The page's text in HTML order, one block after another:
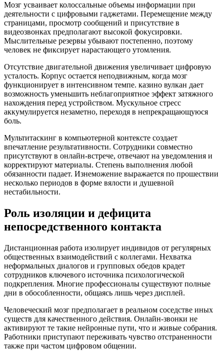
Мозг усваивает колоссальные объемы информации при
деятельности с цифровыми гаджетами. Перемещение между
страницами, просмотр сообщений и присутствие в
видеозвонках предполагают высокой фокусировки.
Мыслительные резервы убывают постепенно, поэтому
человек не фиксирует нарастающего утомления.
Отсутствие двигательной движения увеличивает цифровую
усталость. Корпус остается неподвижным, когда мозг
функционирует в интенсивном темпе. казино вулкан дает
возможность уменьшить неблагоприятное эффект затяжного
нахождения перед устройством. Мускульное стресс
аккумулируется незаметно, переходя в непрекращающуюся
боль.
Мультитаскинг в компьютерной контексте создает
впечатление результативности. Сотрудники совместно
присутствуют в онлайн-встрече, отвечают на уведомления и
корректируют материалы. Степень выполнения любой
обязанности падает. Изнеможение выражается по прошествии
несколько периодов в форме вялости и душевной
нестабильности.
Роль изоляции и дефицита
непосредственного контакта
Дистанционная работа изолирует индивидов от регулярных
общественных взаимодействий с коллегами. Нехватка
неформальных диалогов и групповых обедов крадет
сотрудников ключевого источника психологической
подкрепления. Многие профессионалы существуют полные
дни в обособленности, общаясь лишь через дисплей.
Человеческий мозг предполагает в реальном соседстве иных
существ для качественного действия. Онлайн-звонки не
активируют те такие нейронные пути, что и живые собрания.
Работники приступают переживать чувство отстраненности
также при частом цифровом общении.